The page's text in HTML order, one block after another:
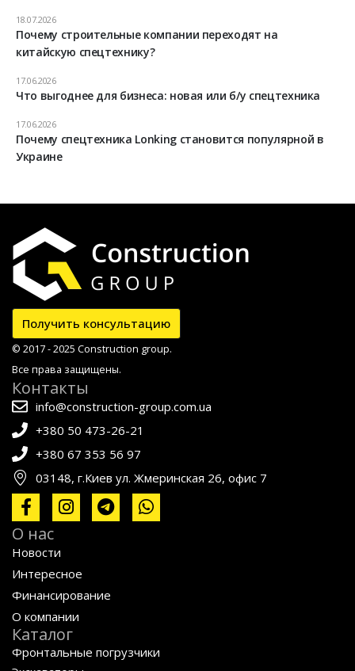
Почему строительные компании переходят на
китайскую спецтехнику?
18.07.2026
Что выгоднее для бизнеса: новая или б/у спецтехника
17.06.2026
Почему спецтехника Lonking становится популярной в
Украине
17.06.2026
Получить консультацию
© 2017 - 2025 Construction group.
Все права защищены.
Контакты
info@construction-group.com.ua
+380 50 473-26-21
+380 67 353 56 97
03148, г.Киев ул. Жмеринская 26, офис 7
О нас
Новости
Интересное
Финансирование
О компании
Каталог
Фронтальные погрузчики